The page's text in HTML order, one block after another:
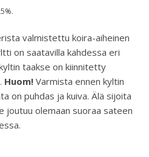
28,00 € - 41,00 €
valmistettu koira-aiheinen
on saatavilla kahdessa eri
taakse on kiinnitetty
Huom! Varmista ennen kyltin
on puhdas ja kuiva. Älä sijoita
joutuu olemaan suoraa sateen